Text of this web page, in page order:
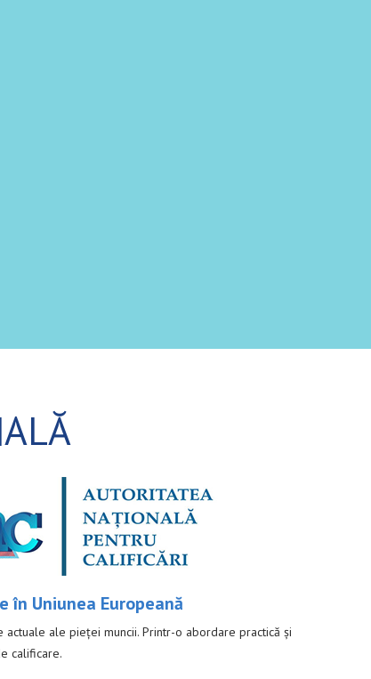
în Uniunea Europeană
ale pieței muncii. Printr-o abordare practică și
calificare.